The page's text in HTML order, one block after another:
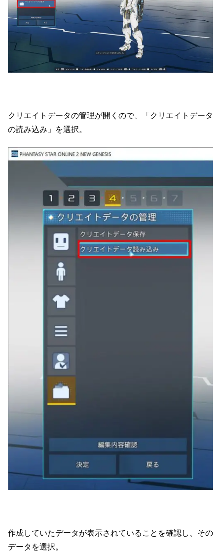
クリエイトデータの管理が開くので、「クリエイトデータ
の読み込み」を選択。
作成していたデータが表示されていることを確認し、その
データを選択。